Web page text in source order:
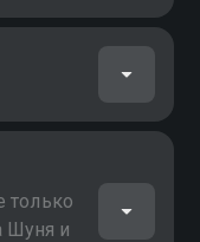
-
и
только
Шуня и